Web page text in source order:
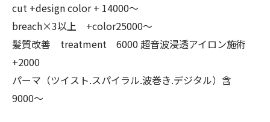
cut +design color + 14000〜
breach×3以上 +color25000〜
髪質改善 treatment 6000 超音波浸透アイロン施術
+2000
パーマ（ツイスト.スパイラル.波巻き.デジタル）含
9000〜